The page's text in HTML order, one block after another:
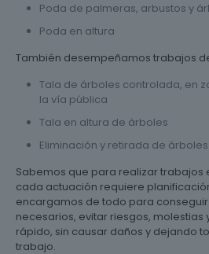
Poda de palmeras, arbustos y
Poda en altura
También desempeñamos trabajos
Tala de árboles controlada, en
la vía pública
Tala en altura de árboles
Eliminación y retirada de árboles
Sabemos que para realizar trabajos
cada actuación requiere
encargamos de todo para
necesarios, evitar riesgos, molestias
rápido, sin causar daños y dejando
trabajo.